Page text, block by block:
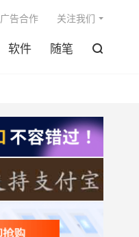
软件 随笔 
广告合作 关注我们